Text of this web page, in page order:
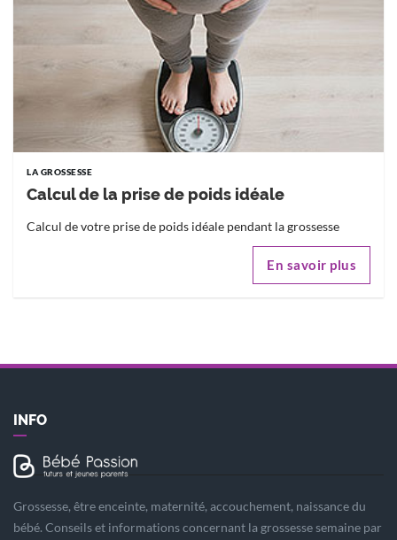
LA GROSSESSE
Calcul de la prise de poids idéale
Calcul de votre prise de poids idéale pendant la grossesse
En savoir plus
INFO
Grossesse, être enceinte, maternité, accouchement, naissance du
bébé. Conseils et informations concernant la grossesse semaine par